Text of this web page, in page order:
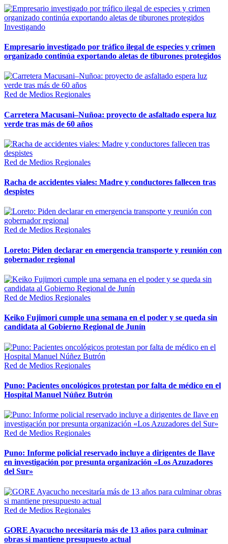
Investigando
Empresario investigado por tráfico ilegal de especies y crimen
organizado continúa exportando aletas de tiburones protegidos
Red de Medios Regionales
Carretera Macusani–Nuñoa: proyecto de asfaltado espera luz
verde tras más de 60 años
Red de Medios Regionales
Racha de accidentes viales: Madre y conductores fallecen tras
despistes
Red de Medios Regionales
Loreto: Piden declarar en emergencia transporte y reunión con
gobernador regional
Red de Medios Regionales
Keiko Fujimori cumple una semana en el poder y se queda sin
candidata al Gobierno Regional de Junín
Red de Medios Regionales
Puno: Pacientes oncológicos protestan por falta de médico en el
Hospital Manuel Núñez Butrón
Red de Medios Regionales
Puno: Informe policial reservado incluye a dirigentes de Ilave
en investigación por presunta organización «Los Azuzadores
del Sur»
Red de Medios Regionales
GORE Ayacucho necesitaría más de 13 años para culminar
obras si mantiene presupuesto actual